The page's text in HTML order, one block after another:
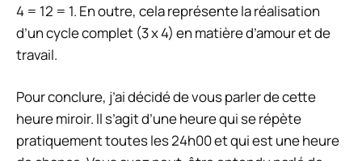
4 = 12 = 1. En outre, cela représente la réalisation
d’un cycle complet (3 x 4) en matière d’amour et de
travail.
Pour conclure, j’ai décidé de vous parler de cette
heure miroir. Il s’agit d’une heure qui se répète
pratiquement toutes les 24h00 et qui est une heure